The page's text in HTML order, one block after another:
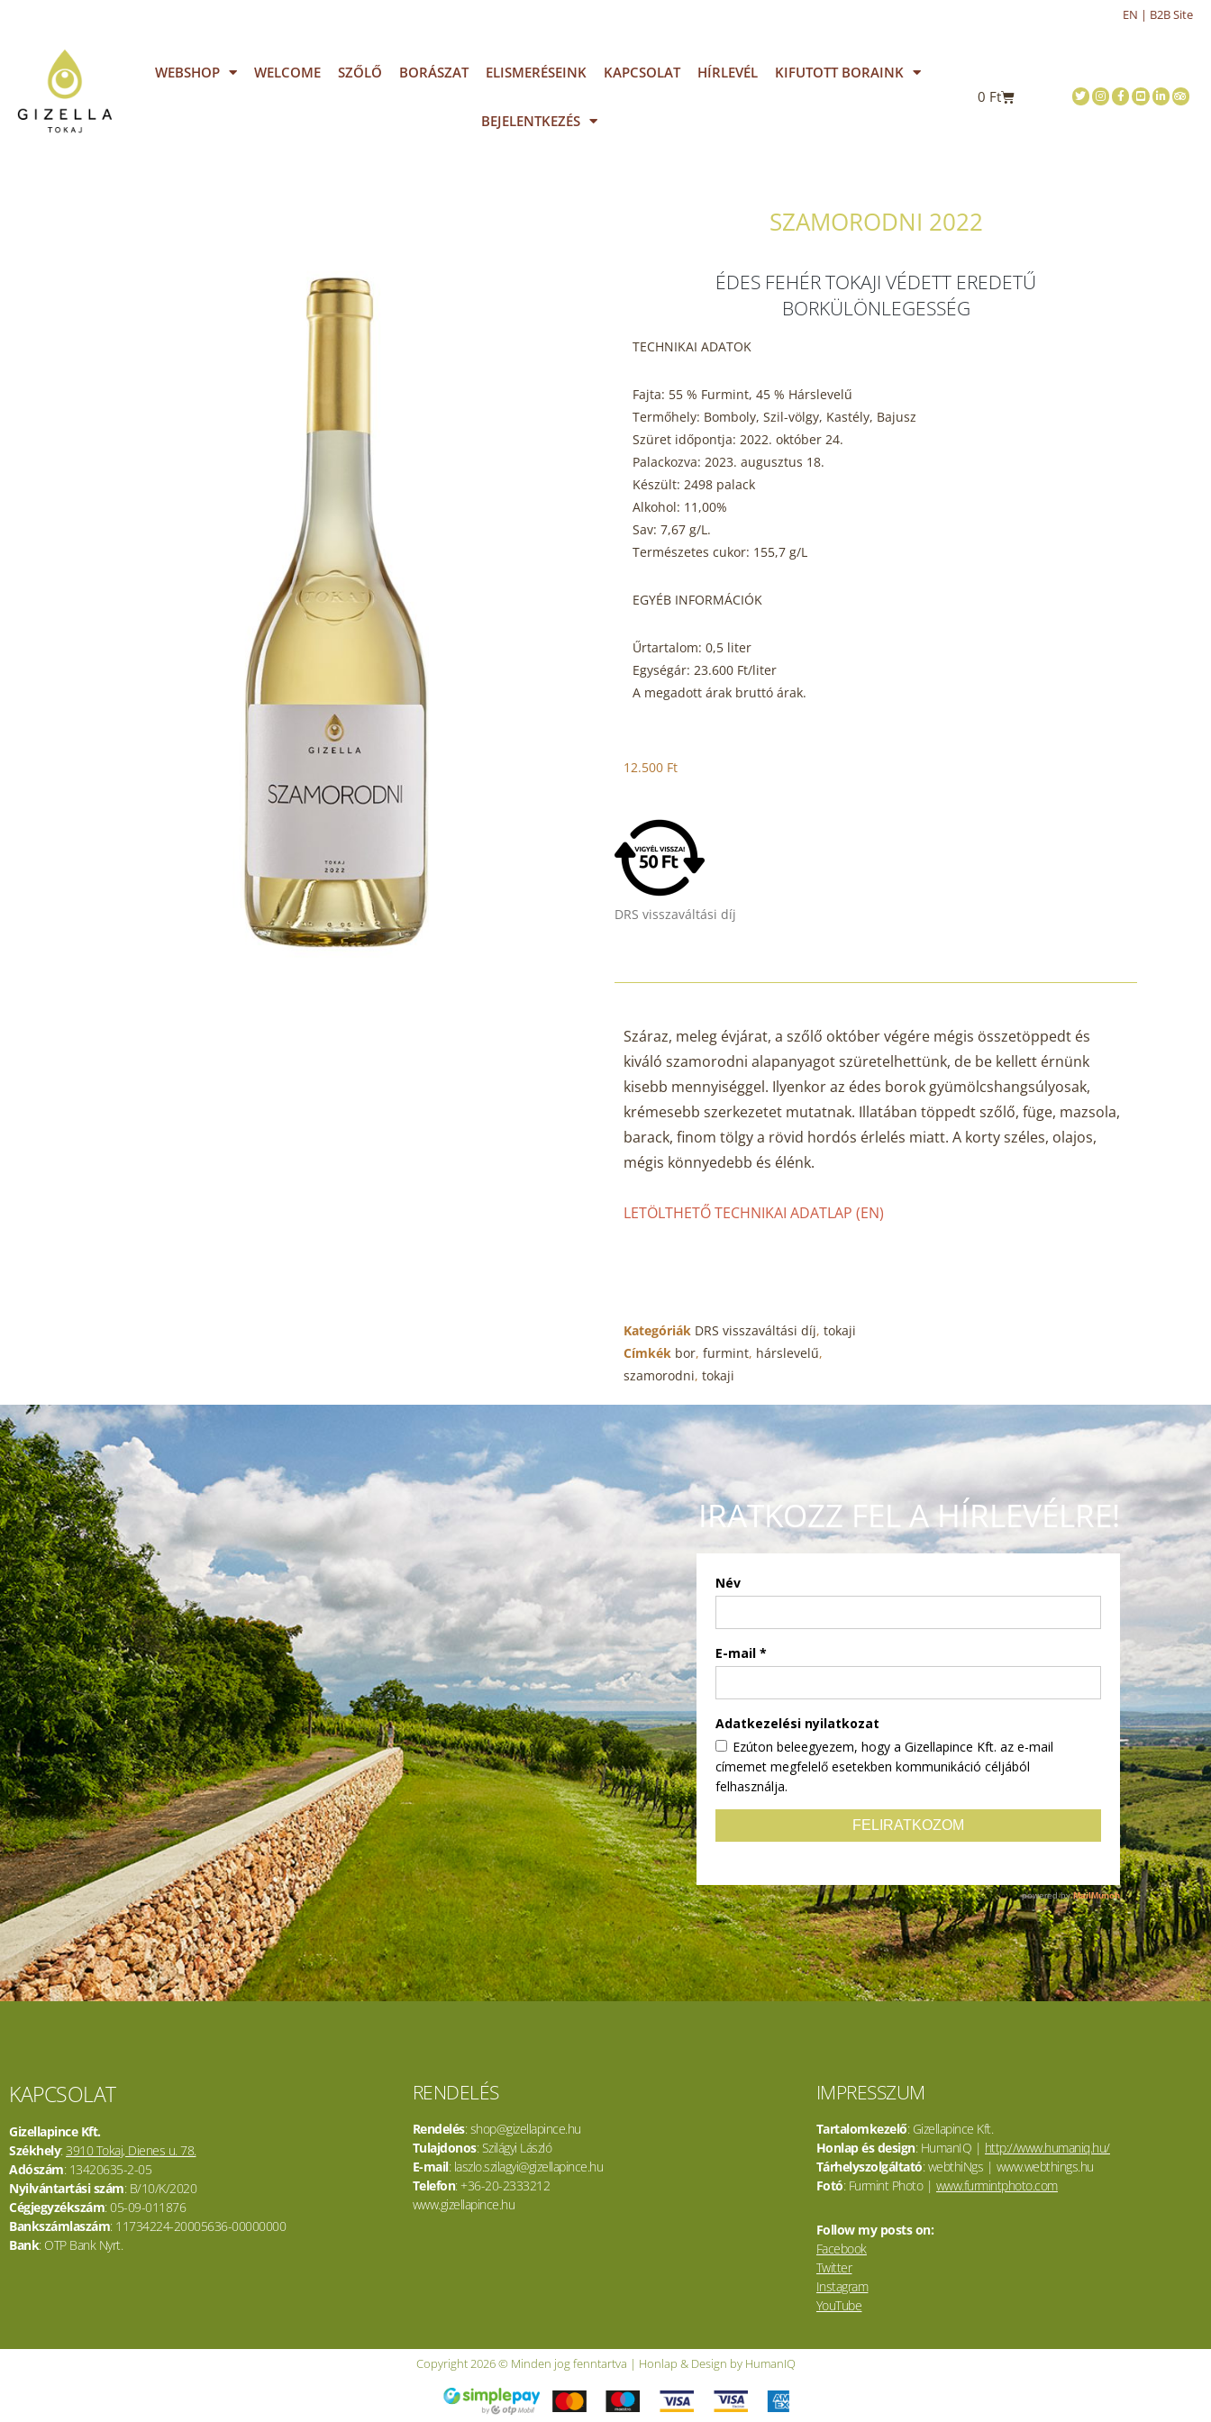
EN | B2B Site
WEBSHOP WELCOME SZŐLŐ BORÁSZAT ELISMERÉSEINK KAPCSOLAT HÍRLEVÉL KIFUTOTT BORAINK
BEJELENTKEZÉS
0 Ft
SZAMORODNI 2022
ÉDES FEHÉR TOKAJI VÉDETT EREDETŰ
BORKÜLÖNLEGESSÉG
TECHNIKAI ADATOK
Fajta: 55 % Furmint, 45 % Hárslevelű
Termőhely: Bomboly, Szil-völgy, Kastély, Bajusz
Szüret időpontja: 2022. október 24.
Palackozva: 2023. augusztus 18.
Készült: 2498 palack
Alkohol: 11,00%
Sav: 7,67 g/L.
Természetes cukor: 155,7 g/L
EGYÉB INFORMÁCIÓK
Űrtartalom: 0,5 liter
Egységár: 23.600 Ft/liter
A megadott árak bruttó árak.
12.500 Ft
DRS visszaváltási díj
Száraz, meleg évjárat, a szőlő október végére mégis összetöppedt és
kiváló szamorodni alapanyagot szüretelhettünk, de be kellett érnünk
kisebb mennyiséggel. Ilyenkor az édes borok gyümölcshangsúlyosak,
krémesebb szerkezetet mutatnak. Illatában töppedt szőlő, füge, mazsola,
barack, finom tölgy a rövid hordós érlelés miatt. A korty széles, olajos,
mégis könnyedebb és élénk.
LETÖLTHETŐ TECHNIKAI ADATLAP (EN)
Kategóriák DRS visszaváltási díj, tokaji
Címkék bor, furmint, hárslevelű,
szamorodni, tokaji
IRATKOZZ FEL A HÍRLEVÉLRE!
KAPCSOLAT
Gizellapince Kft.
Székhely:3910 Tokaj, Dienes u. 78.
Adószám: 13420635-2-05
Nyilvántartási szám: B/10/K/2020
Cégjegyzékszám: 05-09-011876
Bankszámlaszám: 11734224-20005636-00000000
Bank: OTP Bank Nyrt.
RENDELÉS
Rendelés: shop@gizellapince.hu
Tulajdonos: Szilágyi László
E-mail: laszlo.szilagyi@gizellapince.hu
Telefon: +36-20-2333212
www.gizellapince.hu
IMPRESSZUM
Tartalomkezelő: Gizellapince Kft.
Honlap és design: HumanIQ | http://www.humaniq.hu/
Tárhelyszolgáltató: webthiNgs | www.webthings.hu
Fotó: Furmint Photo | www.furmintphoto.com
Follow my posts on:
Facebook
Twitter
Instagram
YouTube
Copyright 2026 © Minden jog fenntartva | Honlap & Design by HumanIQ